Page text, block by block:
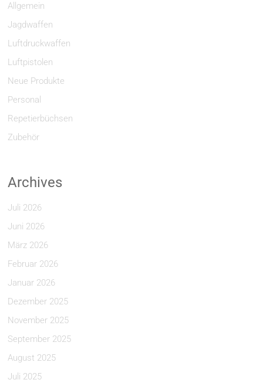
Allgemein
Jagdwaffen
Luftdruckwaffen
Luftpistolen
Neue Produkte
Personal
Repetierbüchsen
Zubehör
Archives
Juli 2026
Juni 2026
März 2026
Februar 2026
Januar 2026
Dezember 2025
November 2025
September 2025
August 2025
Juli 2025